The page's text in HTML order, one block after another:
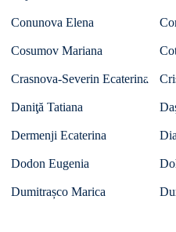
Conunova Elena
Cosumov Mariana
Crasnova-Severin Ecaterina
Daniţă Tatiana
Dermenji Ecaterina
Dodon Eugenia
Dumitrașco Marica